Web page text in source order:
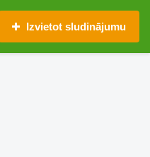
Izvietot sludinājumu